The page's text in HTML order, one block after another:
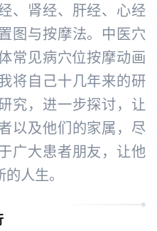
、肾经、肝经、心经
图与按摩法。中医穴
常见病穴位按摩动画
将自己十几年来的研
究，进一步探讨，让
以及他们的家属，尽
广大患者朋友，让他
人生。